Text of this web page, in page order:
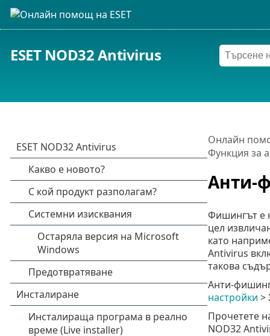
ESET NOD32 Antivirus
Анти-
Онлайн
Функция за
Фишингът е
цел
като
Antivirus
такова
Анти-
настройки >
Прочетете
NOD32